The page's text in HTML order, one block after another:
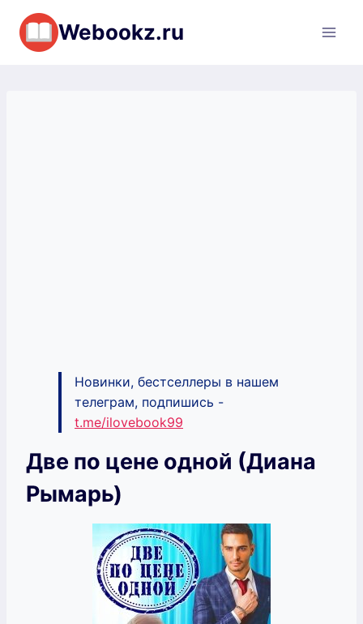
Перейти
содержимому
Webookz.ru
Новинки, бестселлеры в нашем
телеграм, подпишись -
t.me/ilovebook99
Две по цене одной (Диана
Рымарь)